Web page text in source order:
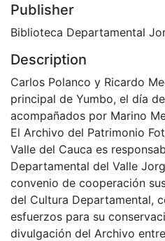
Publisher
Biblioteca Departamental
Description
Carlos Polanco y Ricardo
principal de Yumbo, el día
acompañados por Marino
El Archivo del Patrimonio
Valle del Cauca es
Departamental del Valle
convenio de cooperación
del Cultura Departamental,
esfuerzos para su
divulgación del Archivo